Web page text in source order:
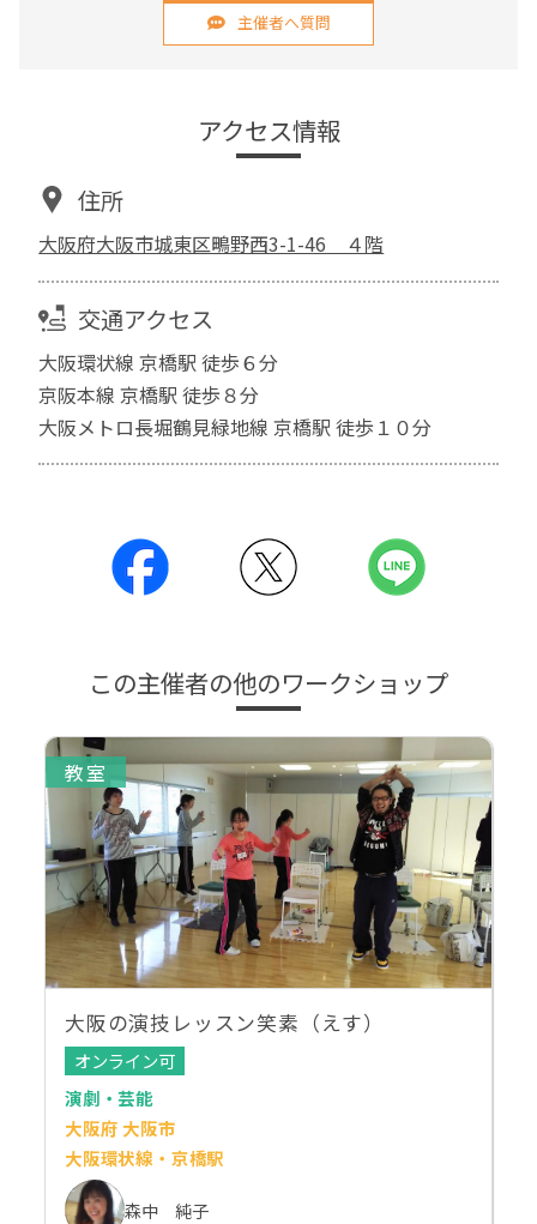
主催者へ質問
アクセス情報
住所
大阪府大阪市城東区鴫野西3-1-46 ４階
交通アクセス
大阪環状線 京橋駅 徒歩６分
京阪本線 京橋駅 徒歩８分
大阪メトロ長堀鶴見緑地線 京橋駅 徒歩１０分
この主催者の他のワークショップ
教室
大阪の演技レッスン笑素（えす）
オンライン可
演劇・芸能
大阪府 大阪市
大阪環状線・京橋駅
森中 純子